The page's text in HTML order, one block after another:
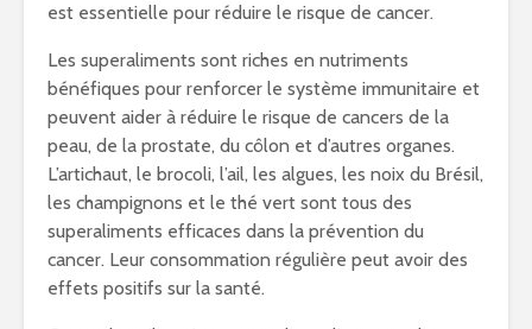
est essentielle pour réduire le risque de cancer.
Les superaliments sont riches en nutriments
bénéfiques pour renforcer le système immunitaire et
peuvent aider à réduire le risque de cancers de la
peau, de la prostate, du côlon et d’autres organes.
L’artichaut, le brocoli, l’ail, les algues, les noix du Brésil,
les champignons et le thé vert sont tous des
superaliments efficaces dans la prévention du
cancer. Leur consommation régulière peut avoir des
effets positifs sur la santé.